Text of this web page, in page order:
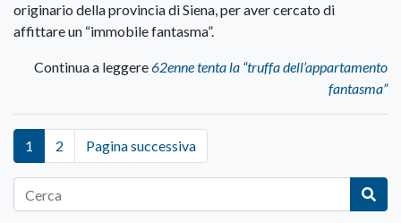
originario della provincia di Siena, per aver cercato di
affittare un “immobile fantasma”.
Continua a leggere62enne tenta la “truffa dell’appartamento
fantasma”
1 2 Pagina successiva